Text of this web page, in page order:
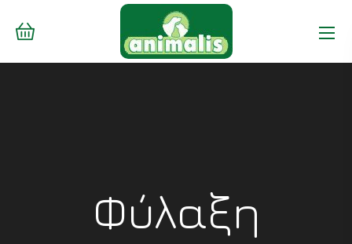
Φύλαξη